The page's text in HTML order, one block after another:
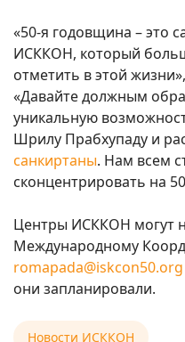
«50-я годовщина – это
ИСККОН, который
отметить в этой
«Давайте должным
уникальную
Шрилу Прабхупаду и
санкиртаны. Нам всем
сконцентрировать на
Центры ИСККОН могут
Международному
romapada@iskcon50.org
они запланировали.
Новости ИСККОН